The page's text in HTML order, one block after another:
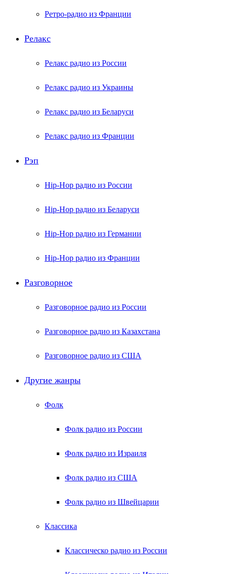
Ретро-радио из Франции
Релакс
Релакс радио из России
Релакс радио из Украины
Релакс радио из Беларуси
Релакс радио из Франции
Рэп
Hip-Hop радио из России
Hip-Hop радио из Беларуси
Hip-Hop радио из Германии
Hip-Hop радио из Франции
Разговорное
Разговорное радио из России
Разговорное радио из Казахстана
Разговорное радио из США
Другие жанры
Фолк
Фолк радио из России
Фолк радио из Израиля
Фолк радио из США
Фолк радио из Швейцарии
Классика
Классическо радио из России